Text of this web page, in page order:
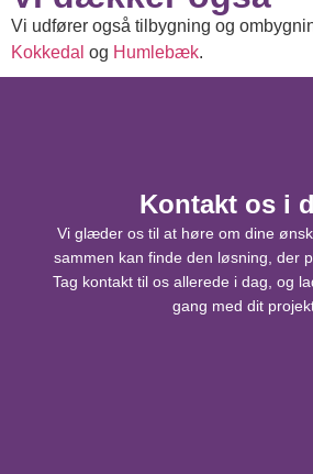
Vi udfører også tilbygning og
Kokkedal og Humlebæk.
Kontakt os i
Vi glæder os til at høre om dine
sammen kan finde den løsning, der
Tag kontakt til os allerede i dag, og
gang med dit